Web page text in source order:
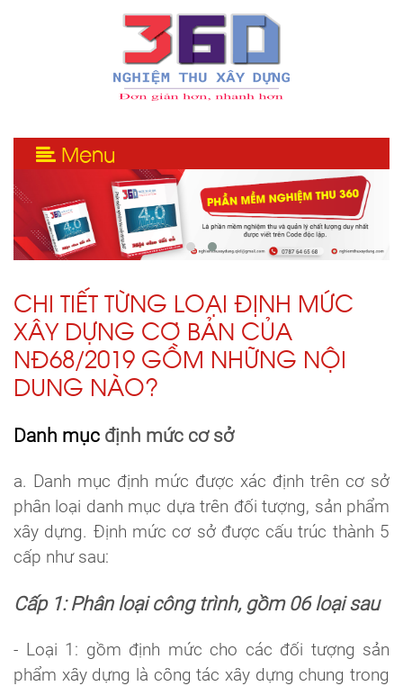
Menu
CHI TIẾT TỪNG LOẠI ĐỊNH MỨC
XÂY DỰNG CƠ BẢN CỦA
NĐ68/2019 GỒM NHỮNG NỘI
DUNG NÀO?
Danh mục định mức cơ sở
a. Danh mục định mức được xác định trên cơ sở
phân loại danh mục dựa trên đối tượng, sản phẩm
xây dựng. Định mức cơ sở được cấu trúc thành 5
cấp như sau:
Cấp 1: Phân loại công trình, gồm 06 loại sau
- Loại 1: gồm định mức cho các đối tượng sản
phẩm xây dựng là công tác xây dựng chung trong